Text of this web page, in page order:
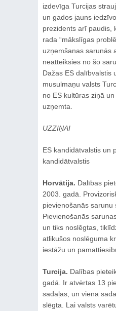
izdevīga Turcijas
un gados jauns
prezidents arī paudis,
rada “mākslīgas
uzņemšanas sarunās
neatteiksies no šo
Dažas ES dalībvalstis
musulmaņu valsts
no ES kultūras ziņā
uzņemta.
UZZIŅAI
ES kandidātvalstis un
kandidātvalstis
Horvātija. Dalības
2003. gadā.
pievienošanās sarunu
Pievienošanās
un tiks noslēgtas,
atlikušos noslēguma
iestāžu un
Turcija. Dalības
gadā. Ir atvērtas 13
sadaļas, un viena
slēgta. Lai valsts